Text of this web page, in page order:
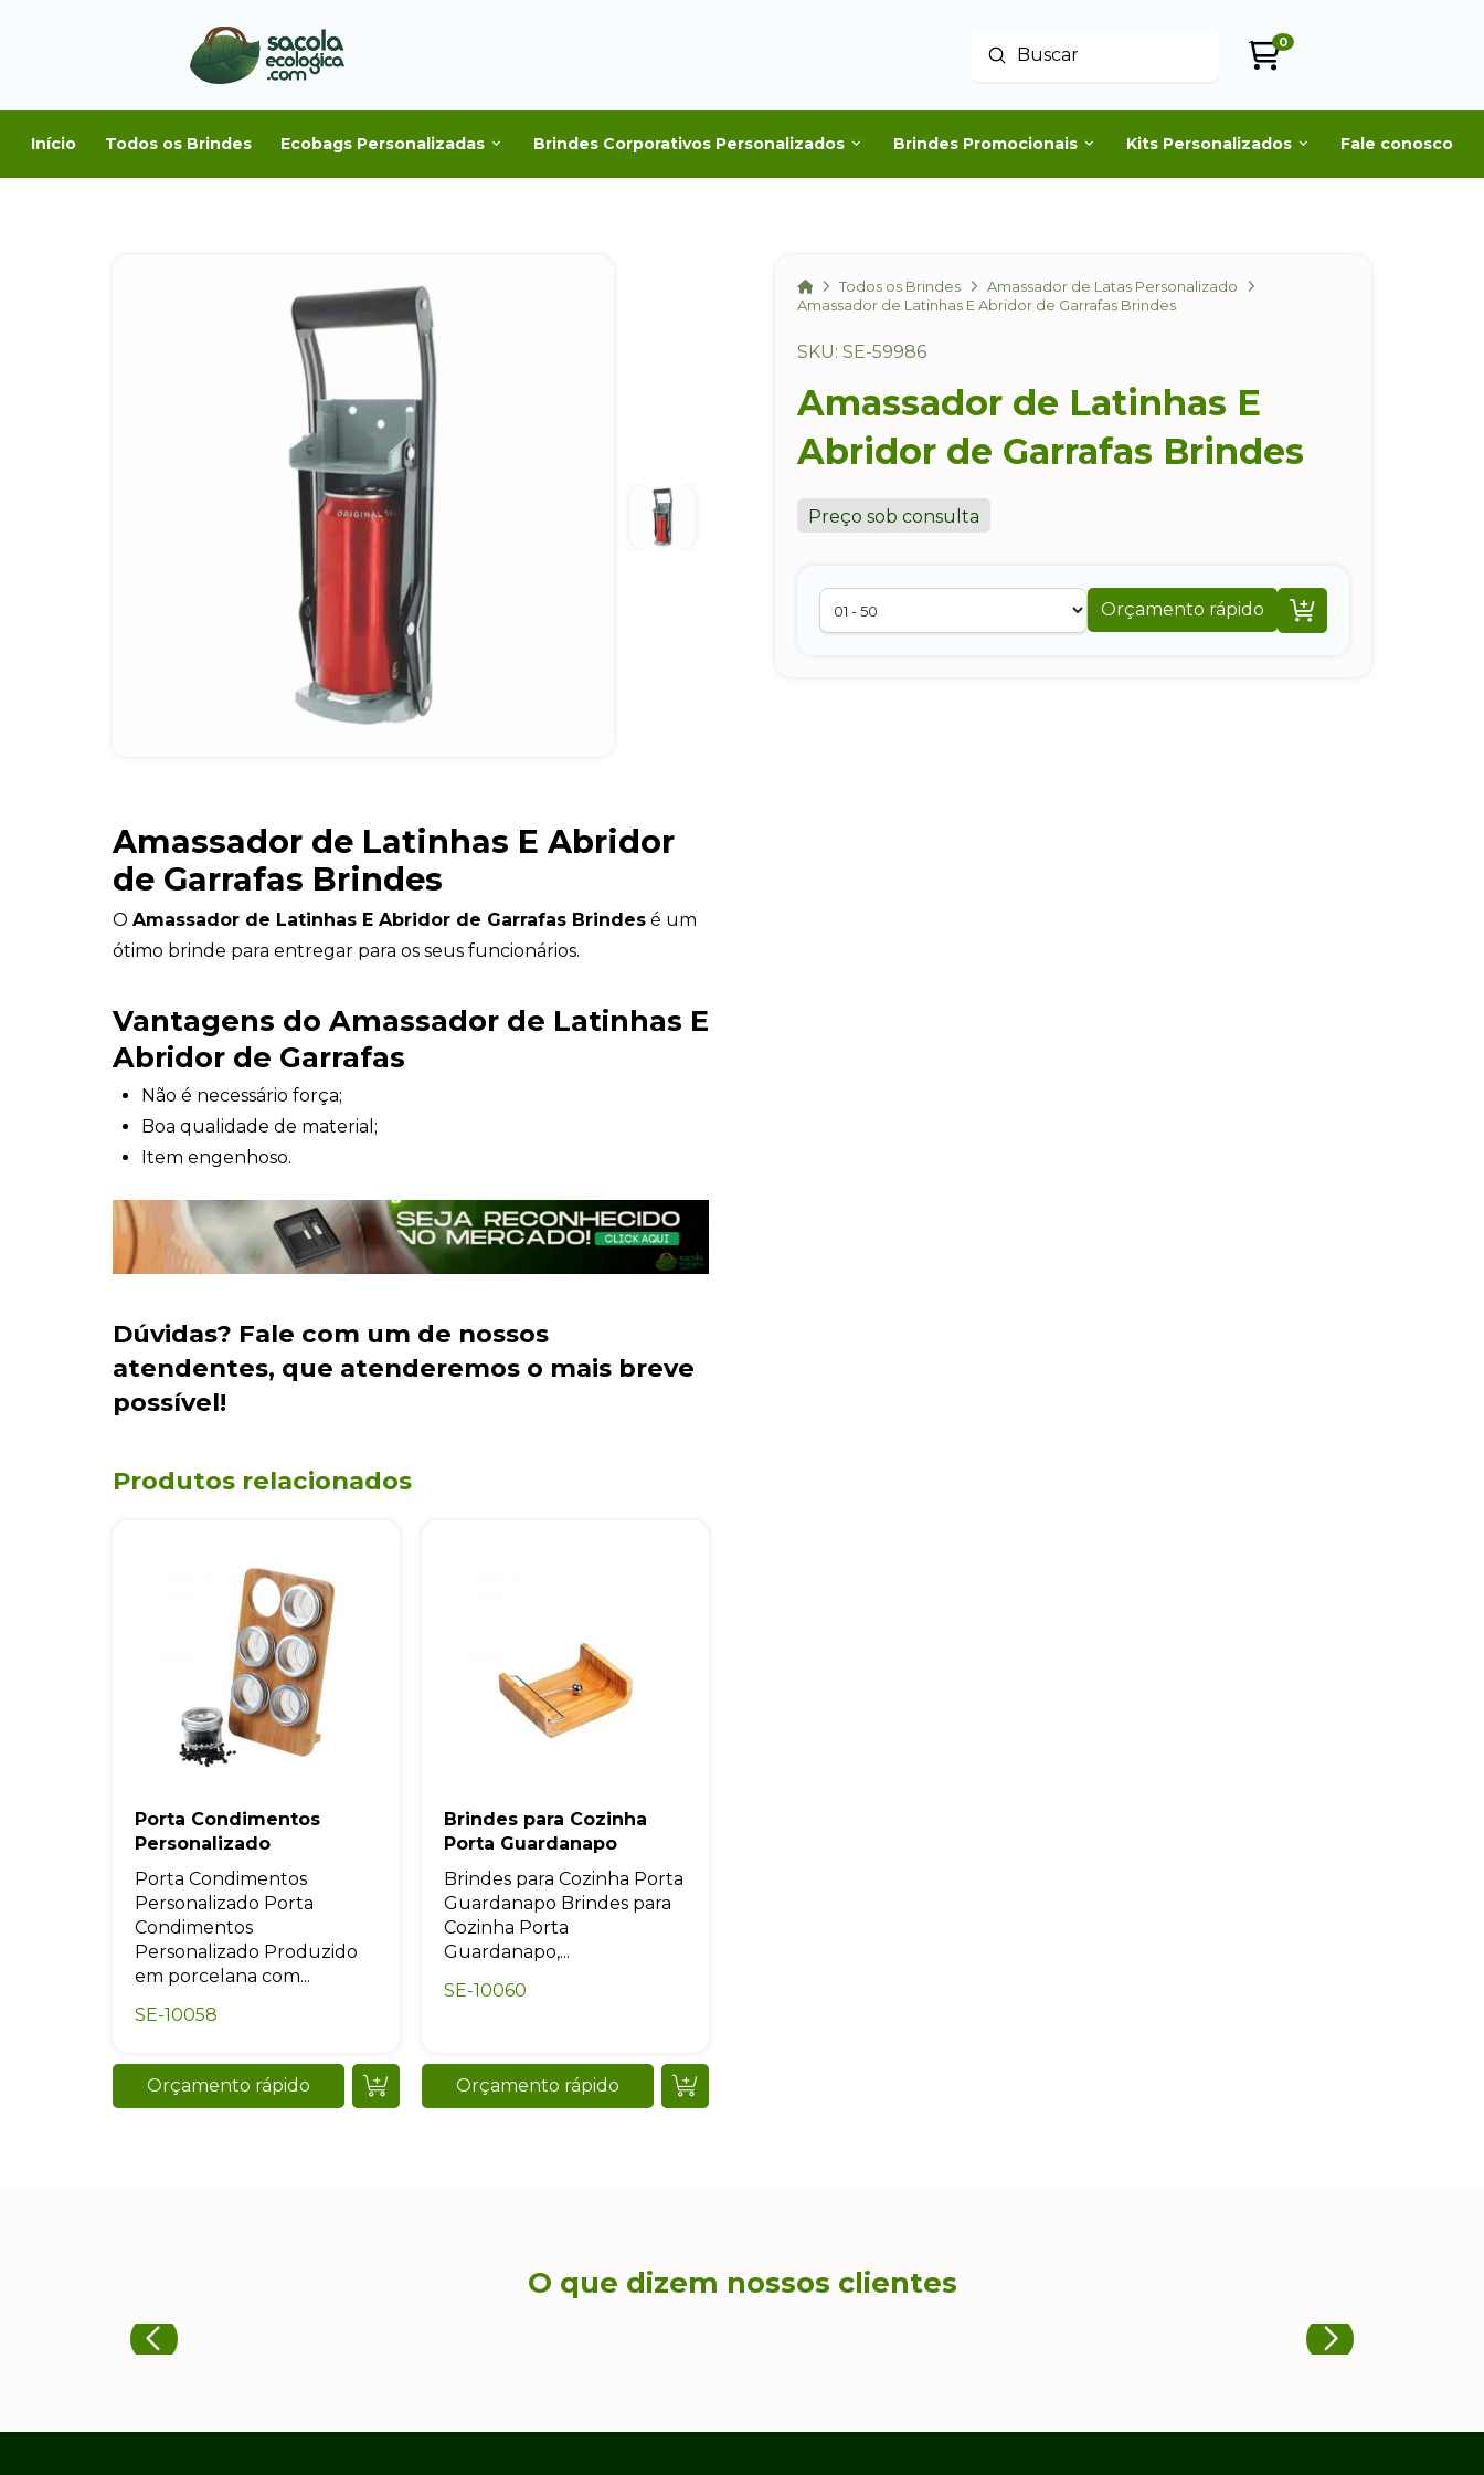
Buscar
Enviar
0
Início Todos os Brindes Ecobags Personalizadas Brindes Corporativos Personalizados Brindes Promocionais Kits Personalizados Fale conosco
HomeTodos os Brindes
Amassador de Latas Personalizado
Amassador de Latinhas E Abridor de Garrafas Brindes
SKU: SE-59986
Amassador de Latinhas E
Abridor de Garrafas Brindes
Preço sob consulta
Orçamento rápido 
Amassador de Latinhas E Abridor
de Garrafas Brindes
O Amassador de Latinhas E Abridor de Garrafas Brindes é um
ótimo brinde para entregar para os seus funcionários.
Vantagens do Amassador de Latinhas E
Abridor de Garrafas
Não é necessário força;
Boa qualidade de material;
Item engenhoso.
Dúvidas? Fale com um de nossos
atendentes, que atenderemos o mais breve
possível!
Produtos relacionados
Porta Condimentos
Personalizado
Porta Condimentos
Personalizado Porta
Condimentos
Personalizado Produzido
em porcelana com...
SE-10058
Orçamento rápido
Brindes para Cozinha
Porta Guardanapo
Brindes para Cozinha Porta
Guardanapo Brindes para
Cozinha Porta
Guardanapo,...
SE-10060
Orçamento rápido
O que dizem nossos clientes
marketing. Você pode alterar suas preferências a qualquer
momento.